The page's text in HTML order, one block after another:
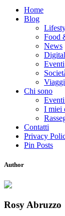
Home
Blog
Food
News
Eventi
Chi sono
I miei
Contatti
Privacy
Pin Posts
Author
Rosy Abruzzo